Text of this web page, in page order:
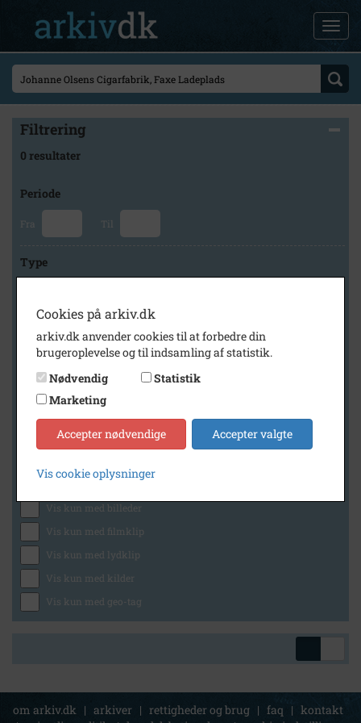
Filtrering
0 resultater
Periode
Fra Til
Type
Arkiv
Faxe Kommunes Arkiver
Generelt
Vis kun med billeder
Vis kun med filmklip
Vis kun med lydklip
Vis kun med kilder
Vis kun med geo-tag
om arkiv.dk | arkiver | rettigheder og brug | faq | kontakt
Cookies på arkiv.dk
arkiv.dk anvender cookies til at forbedre din
brugeroplevelse og til indsamling af statistik.
Nødvendig
Statistik
Marketing
Accepter nødvendige Accepter valgte
Vis cookie oplysninger